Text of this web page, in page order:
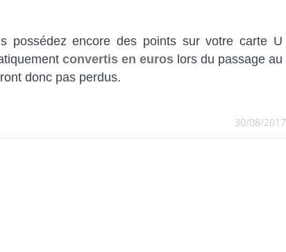
possédez encore des points sur votre carte U
convertis en euros lors du passage au
donc pas perdus.
30/08/2017